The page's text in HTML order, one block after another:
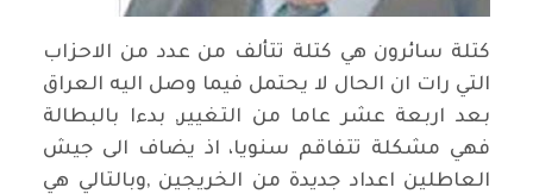
كتلة سائرون هي كتلة تتألف من عدد من الاحزاب
التي رات ان الحال لا يحتمل فيما وصل اليه العراق
بعد اربعة عشر عاما من التغيير, بدءا بالبطالة
فهي مشكلة تتفاقم سنويا، اذ يضاف الى جيش
العاطلين اعداد جديدة من الخريجين ,وبالتالي هي